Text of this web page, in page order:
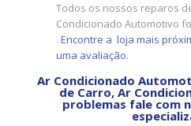
Todos os nossos reparos
Condicionado Automotivo
. Encontre a loja mais
uma avaliação.
Ar Condicionado
de Carro, Ar
problemas fale com